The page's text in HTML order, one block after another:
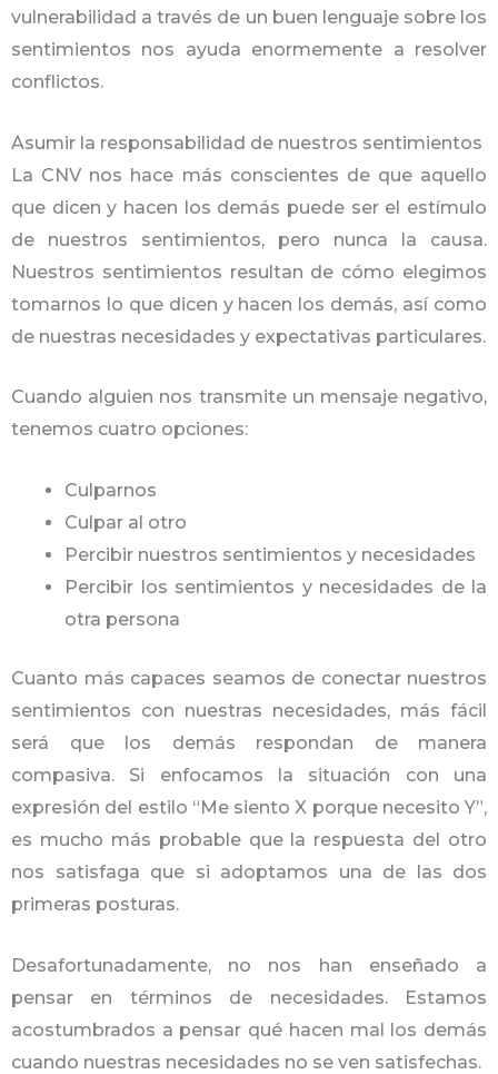
vulnerabilidad a través de un buen lenguaje sobre los
sentimientos nos ayuda enormemente a resolver
conflictos.
Asumir la responsabilidad de nuestros sentimientos
La CNV nos hace más conscientes de que aquello
que dicen y hacen los demás puede ser el estímulo
de nuestros sentimientos, pero nunca la causa.
Nuestros sentimientos resultan de cómo elegimos
tomarnos lo que dicen y hacen los demás, así como
de nuestras necesidades y expectativas particulares.
Cuando alguien nos transmite un mensaje negativo,
tenemos cuatro opciones:
Culparnos
Culpar al otro
Percibir nuestros sentimientos y necesidades
Percibir los sentimientos y necesidades de la
otra persona
Cuanto más capaces seamos de conectar nuestros
sentimientos con nuestras necesidades, más fácil
será que los demás respondan de manera
compasiva. Si enfocamos la situación con una
expresión del estilo “Me siento X porque necesito Y”,
es mucho más probable que la respuesta del otro
nos satisfaga que si adoptamos una de las dos
primeras posturas.
Desafortunadamente, no nos han enseñado a
pensar en términos de necesidades. Estamos
acostumbrados a pensar qué hacen mal los demás
cuando nuestras necesidades no se ven satisfechas.